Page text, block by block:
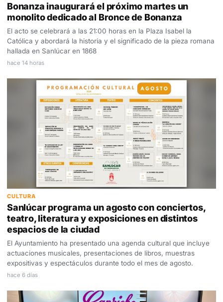
Bonanza inaugurará el próximo martes un
monolito dedicado al Bronce de Bonanza
El acto se celebrará a las 21:00 horas en la Plaza Isabel la
Católica y abordará la historia y el significado de la pieza romana
hallada en Sanlúcar en 1868
hace 14 horas
CULTURA
Sanlúcar programa un agosto con conciertos,
teatro, literatura y exposiciones en distintos
espacios de la ciudad
El Ayuntamiento ha presentado una agenda cultural que incluye
actuaciones musicales, presentaciones de libros, muestras
expositivas y espectáculos durante todo el mes de agosto.
hace 6 días